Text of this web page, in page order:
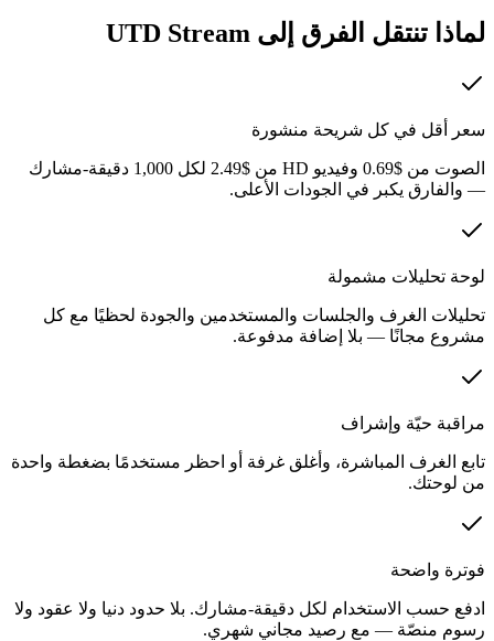
لماذا تنتقل الفرق إلى UTD Stream
سعر أقل في كل شريحة منشورة
الصوت من $0.69 وفيديو HD من $2.49 لكل 1,000 دقيقة-مشارك
— والفارق يكبر في الجودات الأعلى.
لوحة تحليلات مشمولة
تحليلات الغرف والجلسات والمستخدمين والجودة لحظيًا مع كل
مشروع مجانًا — بلا إضافة مدفوعة.
مراقبة حيّة وإشراف
تابع الغرف المباشرة، وأغلق غرفة أو احظر مستخدمًا بضغطة واحدة
من لوحتك.
فوترة واضحة
ادفع حسب الاستخدام لكل دقيقة-مشارك. بلا حدود دنيا ولا عقود ولا
رسوم منصّة — مع رصيد مجاني شهري.